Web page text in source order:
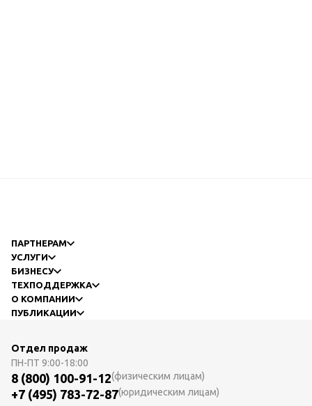
ПАРТНЕРАМ
УСЛУГИ
БИЗНЕСУ
ТЕХПОДДЕРЖКА
О КОМПАНИИ
ПУБЛИКАЦИИ
Отдел продаж
ПН-ПТ 9:00-18:00
8 (800) 100-91-12(физическим лицам)
+7 (495) 783-72-87(юридическим лицам)